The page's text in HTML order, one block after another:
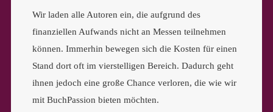
Wir laden alle Autoren ein, die aufgrund des
finanziellen Aufwands nicht an Messen teilnehmen
können. Immerhin bewegen sich die Kosten für einen
Stand dort oft im vierstelligen Bereich. Dadurch geht
ihnen jedoch eine große Chance verloren, die wie wir
mit BuchPassion bieten möchten.